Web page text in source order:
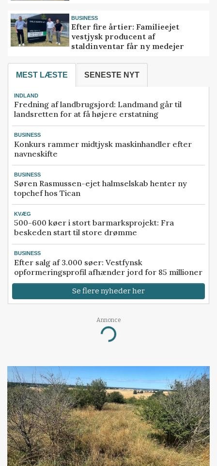
BUSINESS
Efter fire årtier: Familieejet
vestjysk producent af
staldinventar får ny medejer
MEST LÆSTE SENESTE NYT
INDLAND
Fredning af landbrugsjord: Landmand går til
landsretten for at få højere erstatning
BUSINESS
Konkurs rammer midtjysk maskinhandler efter
navneskifte
BUSINESS
Søren Rasmussen-ejet halmselskab henter ny
topchef hos Tican
KVÆG
500-600 køer i stort barmarksprojekt: Fra
beskeden start til store drømme
BUSINESS
Efter salg af 3.000 søer: Vestfynsk
opformeringsprofil afhænder jord for 85 millioner
Se flere nyheder her
Annonce
Loading...